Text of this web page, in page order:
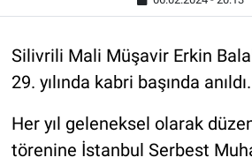
Silivrili Mali Müşavir Erkin
29. yılında kabri başında anıldı.
Her yıl geleneksel olarak
törenine İstanbul Serbest